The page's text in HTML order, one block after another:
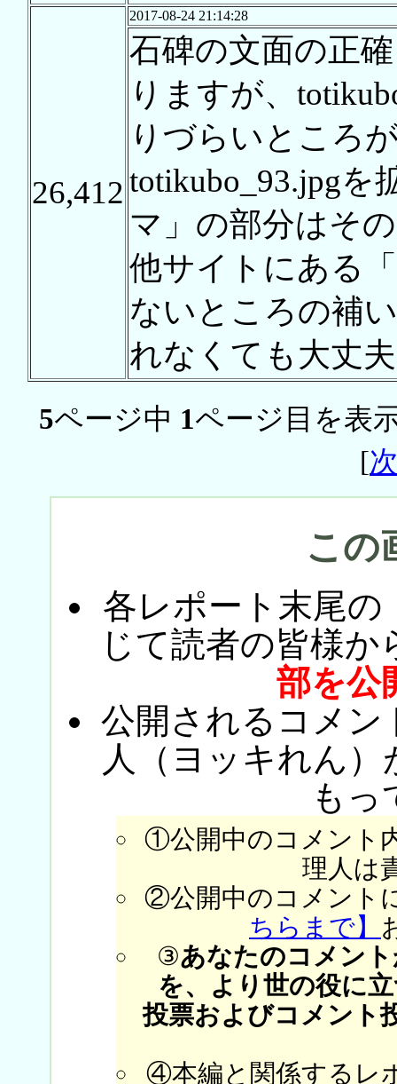
26,412
2017-08-24 21:14:28
石碑の文面の正
りますが、
りづらいところ
totikubo_93.jpgを
マ」の部分はそ
他サイトにある
ないところの補
れなくても大丈
5ページ中 1ページ目を表
[
この
各レポート末尾の
じて読者の皆様か
部を公
公開されるコメン
人（ヨッキれん
もっ
①公開中のコメント
理人は
②公開中のコメント
ちらまで】
③あなたのコメン
を、より世の役に
投票およびコメント
④本編と関係するレ